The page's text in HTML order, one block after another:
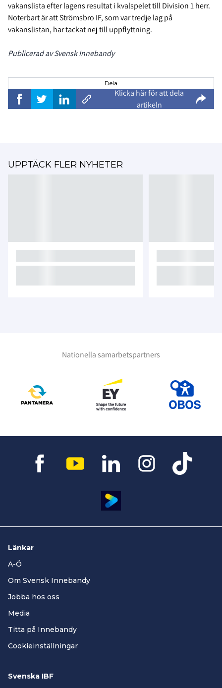
vakanslista efter lagens resultat i kvalspelet till Division 1 herr.
Noterbart är att Strömsbro IF, som var tredje lag på
vakanslistan, har tackat nej till uppflyttning.
Publicerad av Svensk Innebandy
Dela
Klicka här för att dela
artikeln
UPPTÄCK FLER NYHETER
Nationella samarbetspartners
Länkar
A-Ö
Om Svensk Innebandy
Jobba hos oss
Media
Titta på Innebandy
Cookieinställningar
Svenska IBF